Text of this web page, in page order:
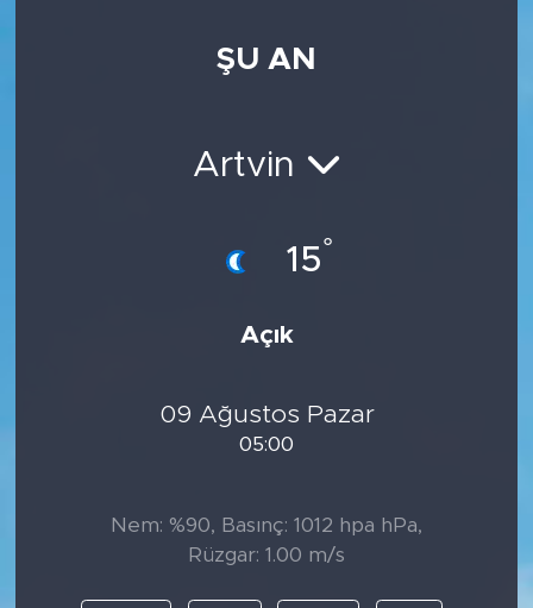
ŞU AN
Artvin
15°
Açık
09 Ağustos Pazar
05:00
Nem: %90, Basınç: 1012 hpa hPa,
Rüzgar: 1.00 m/s